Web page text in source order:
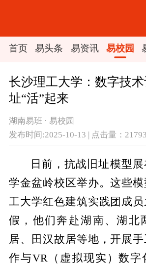
首页 易头条 易资讯 易校园
长沙理工大学：数字技术
址“活”起来
湖南易班 · 易校园
发布时间:2025-10-13 | 点击量：21793
日前，抗战旧址模型
学金盆岭校区举办。这些
工大学红色建筑实践团成
假，他们奔赴湖南、湖北
居、田汉故居等地，开展手
作与VR（虚拟现实）数字